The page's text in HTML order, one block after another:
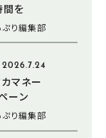
間を
り編集部
2026.7.24
マネー
ーン
り編集部